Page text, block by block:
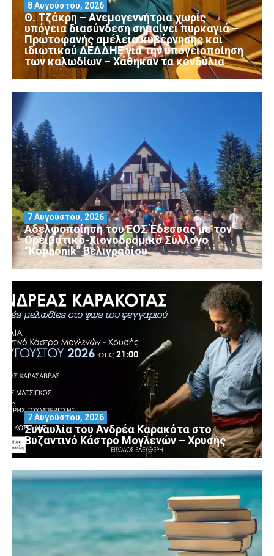
Θ. Τζάκρη – Ανεμογεννήτρια χωρίς
υπόγεια διασύνδεση σημαίνει πυρκαγιά –
Πρωτοφανής αμέλεια κυβέρνησης και
ιδιωτικού ΔΕΔΔΗΕ για την υπογειοποίηση
των καλωδίων – Χάθηκαν τα κονδύλια
8 Αυγούστου, 2026
Αδελφοποίηση του ΕΟΣ Έδεσσας με τον
Ορειβατικό-Χιονοδρομικό Σύλλογο
“Kopaonik” Βελιγραδίου
7 Αυγούστου, 2026
Συναυλία του Ανδρέα Καρακότα στο
Βυζαντινό Κάστρο Μογλενών – Χρυσής
7 Αυγούστου, 2026